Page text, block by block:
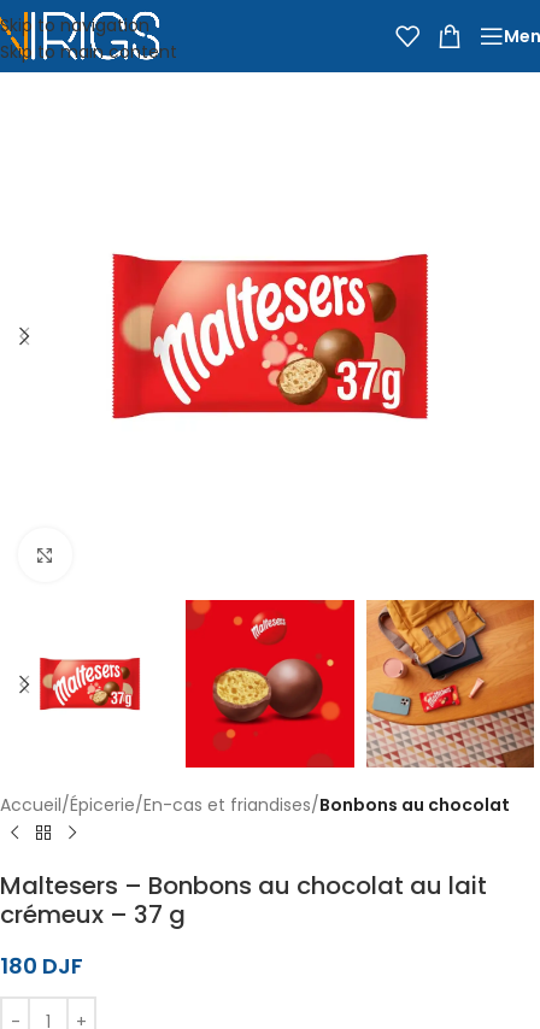
Skip to navigation
Skip to main content
Accueil Épicerie En-cas et friandises Bonbons au chocolat
Maltesers – Bonbons au chocolat au lait
crémeux – 37 g
180 DJF